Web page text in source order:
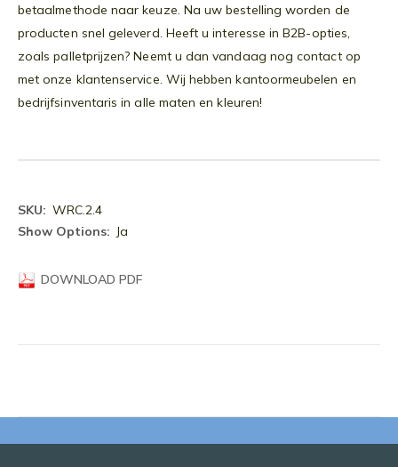
betaalmethode naar keuze. Na uw bestelling worden de
producten snel geleverd. Heeft u interesse in B2B-opties,
zoals palletprijzen? Neemt u dan vandaag nog contact op
met onze klantenservice. Wij hebben kantoormeubelen en
bedrijfsinventaris in alle maten en kleuren!
Meer
informatie
WRC.2.4
Ja
DOWNLOAD PDF